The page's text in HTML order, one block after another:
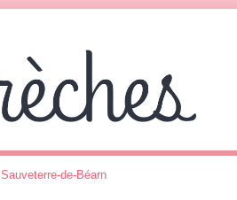
Sauveterre-de-Béarn